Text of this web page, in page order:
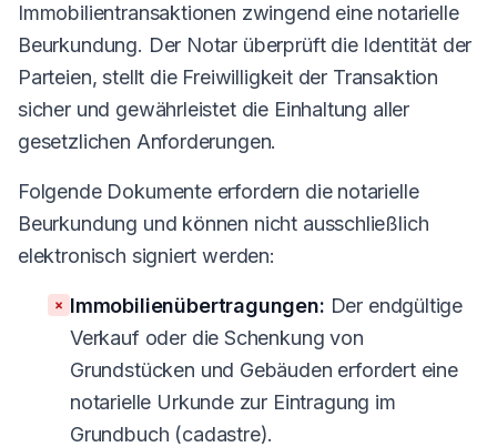
Immobilientransaktionen zwingend eine notarielle
Beurkundung. Der Notar überprüft die Identität der
Parteien, stellt die Freiwilligkeit der Transaktion
sicher und gewährleistet die Einhaltung aller
gesetzlichen Anforderungen.
Folgende Dokumente erfordern die notarielle
Beurkundung und können nicht ausschließlich
elektronisch signiert werden:
× Immobilienübertragungen: Der endgültige
Verkauf oder die Schenkung von
Grundstücken und Gebäuden erfordert eine
notarielle Urkunde zur Eintragung im
Grundbuch (cadastre).